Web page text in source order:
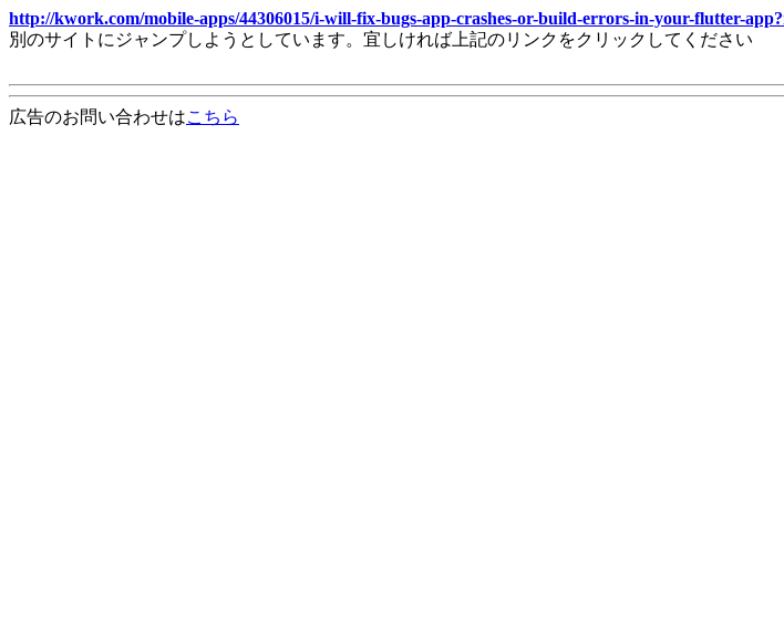
http://kwork.com/mobile-apps/44306015/i-will-fix-bugs-app-crashes-or-build-errors-in-your-flutter-
別のサイトにジャンプしようとしています。宜しければ上記のリンクをクリックしてください
広告のお問い合わせはこちら